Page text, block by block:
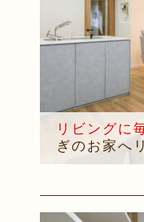
リビングに
ぎのお家へ